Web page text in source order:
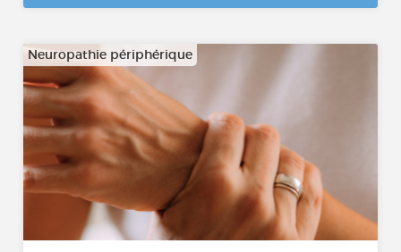
Neuropathie périphérique